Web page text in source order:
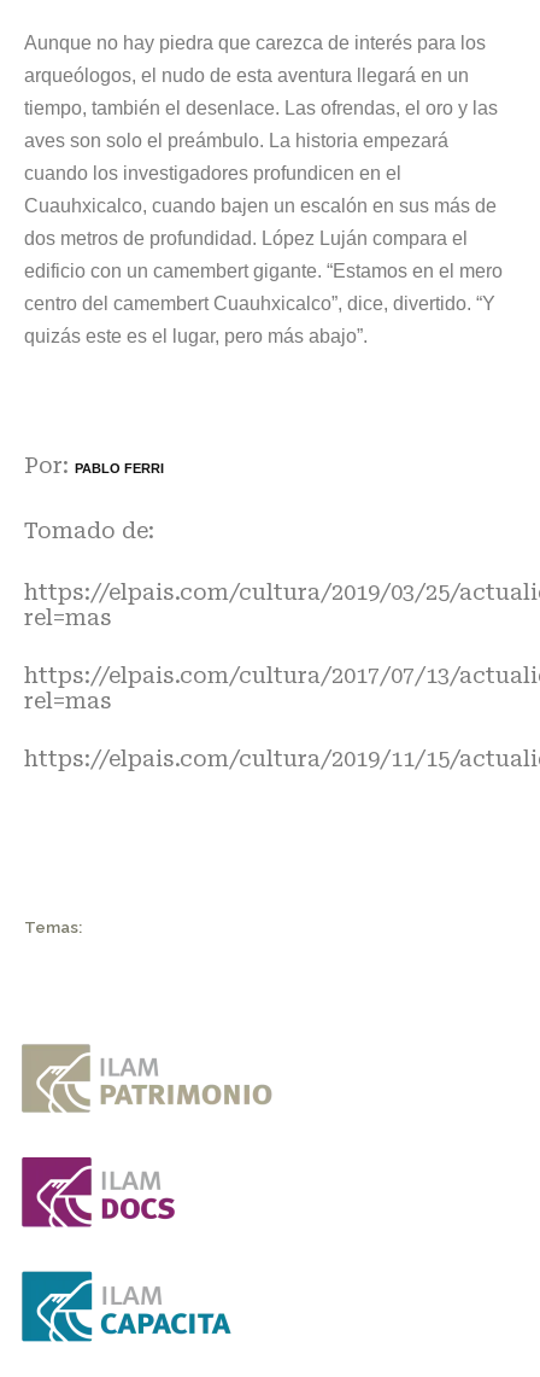
Aunque no hay piedra que carezca de interés para los
arqueólogos, el nudo de esta aventura llegará en un
tiempo, también el desenlace. Las ofrendas, el oro y las
aves son solo el preámbulo. La historia empezará
cuando los investigadores profundicen en el
Cuauhxicalco, cuando bajen un escalón en sus más de
dos metros de profundidad. López Luján compara el
edificio con un camembert gigante. “Estamos en el mero
centro del camembert Cuauhxicalco”, dice, divertido. “Y
quizás este es el lugar, pero más abajo”.
Por: PABLO FERRI
Tomado de:
https://elpais.com/cultura/2019/03/25/
rel=mas
https://elpais.com/cultura/2017/07/13/
rel=mas
https://elpais.com/cultura/2019/11/15/
Temas: